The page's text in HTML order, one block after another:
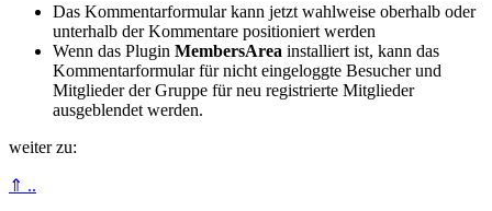
Das Kommentarformular kann jetzt wahlweise oberhalb oder
unterhalb der Kommentare positioniert werden
Wenn das Plugin MembersArea installiert ist, kann das
Kommentarformular für nicht eingeloggte Besucher und
Mitglieder der Gruppe für neu registrierte Mitglieder
ausgeblendet werden.
weiter zu:
⇑ ..